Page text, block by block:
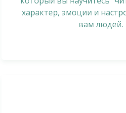
характер, эмоции и
вам людей.